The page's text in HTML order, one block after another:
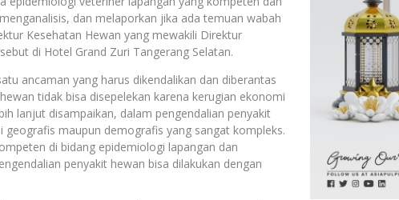
dan melaporkan jika ada temuan wabah
Kesehatan Hewan yang mewakili Direktur
di Hotel Grand Zuri Tangerang Selatan.
ancaman yang harus dikendalikan dan diberantas
tidak bisa disepelekan karena kerugian ekonomi
lanjut disampaikan, dalam pengendalian penyakit
maupun demografis yang sangat kompleks.
di bidang epidemiologi lapangan dan
penyakit hewan bisa dilakukan dengan